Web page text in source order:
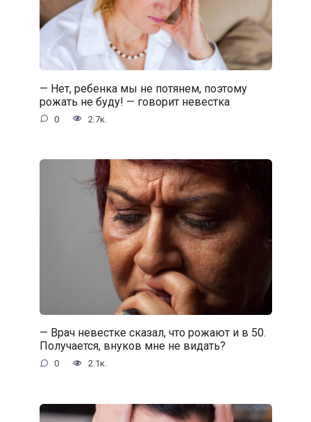
— Нет, ребенка мы не потянем, поэтому
рожать не буду! — говорит невестка
0 2.7к.
— Врач невестке сказал, что рожают и в 50.
Получается, внуков мне не видать?
0 2.1к.